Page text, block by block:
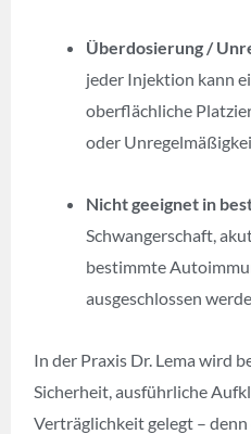
Überdosierung /
jeder Injektion kann
oberflächliche
oder
Nicht geeignet in
Schwangerschaft,
bestimmte
ausgeschlossen
In der Praxis Dr. Lema wird
Sicherheit, ausführliche
Verträglichkeit gelegt –